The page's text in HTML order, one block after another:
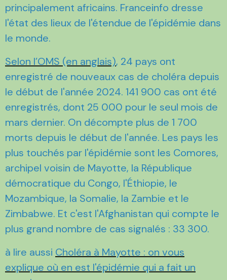
principalement africains. Franceinfo dresse
l'état des lieux de l'étendue de l'épidémie dans
le monde.
Selon l’OMS (en anglais), 24 pays ont
enregistré de nouveaux cas de choléra depuis
le début de l'année 2024. 141 900 cas ont été
enregistrés, dont 25 000 pour le seul mois de
mars dernier. On décompte plus de 1 700
morts depuis le début de l'année. Les pays les
plus touchés par l'épidémie sont les Comores,
archipel voisin de Mayotte, la République
démocratique du Congo, l'Éthiopie, le
Mozambique, la Somalie, la Zambie et le
Zimbabwe. Et c'est l'Afghanistan qui compte le
plus grand nombre de cas signalés : 33 300.
à lire aussi Choléra à Mayotte : on vous
explique où en est l'épidémie qui a fait un